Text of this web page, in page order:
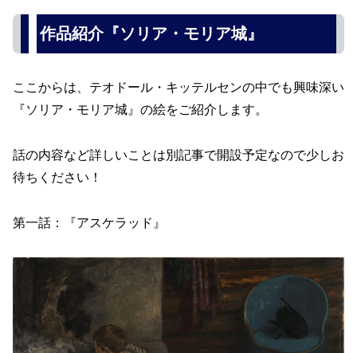
作品紹介『ソリア・モリア城』
ここからは、テオドール・キッテルセンの中でも興味深い
『ソリア・モリア城』の絵をご紹介します。
話の内容など詳しいことは別記事で開設予定なので少しお
待ちください！
第一話：『アスケラッド』